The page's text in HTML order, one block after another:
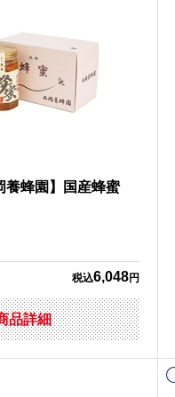
養蜂園】国産蜂蜜
税込6,048円
品詳細